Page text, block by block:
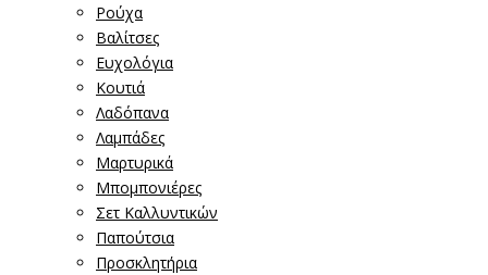
Ρούχα
Βαλίτσες
Ευχολόγια
Κουτιά
Λαδόπανα
Λαμπάδες
Μαρτυρικά
Μπομπονιέρες
Σετ Καλλυντικών
Παπούτσια
Προσκλητήρια